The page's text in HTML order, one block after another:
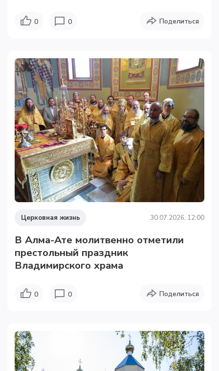
0 0 Поделиться
Церковная жизнь 30.07.2026, 12:00
В Алма-Ате молитвенно отметили
престольный праздник
Владимирского храма
0 0 Поделиться